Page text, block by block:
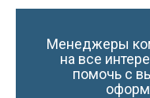
Менеджеры
на все
помочь с